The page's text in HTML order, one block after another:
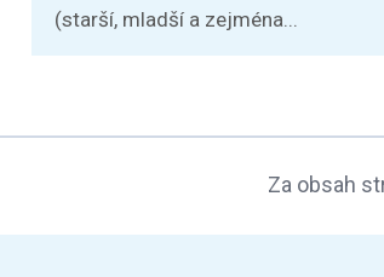
(starší, mladší a zejména...
Za obsah